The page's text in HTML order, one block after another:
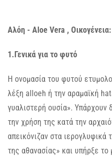
Αλόη - Aloe Vera ,
1.Γενικά για το φυτό
Η ονομασία του φυτού
λέξη alloeh ή την αραμαϊκή
γυαλιστερή ουσία». Υπάρχουν
την χρήση της κατά την
απεικόνιζαν στα
της αθανασίας» και υπήρξε